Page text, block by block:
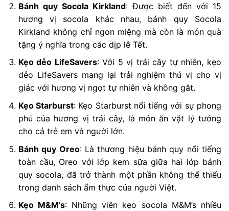
Bánh quy Socola Kirkland: Được biết đến với 15
hương vị socola khác nhau, bánh quy Socola
Kirkland không chỉ ngon miệng mà còn là món quà
tặng ý nghĩa trong các dịp lễ Tết.
Kẹo dẻo LifeSavers: Với 5 vị trái cây tự nhiên, kẹo
dẻo LifeSavers mang lại trải nghiệm thú vị cho vị
giác với hương vị ngọt tự nhiên và không gắt.
Kẹo Starburst: Kẹo Starburst nổi tiếng với sự phong
phú của hương vị trái cây, là món ăn vặt lý tưởng
cho cả trẻ em và người lớn.
Bánh quy Oreo: Là thương hiệu bánh quy nổi tiếng
toàn cầu, Oreo với lớp kem sữa giữa hai lớp bánh
quy socola, đã trở thành một phần không thể thiếu
trong danh sách ẩm thực của người Việt.
Kẹo M&M’s: Những viên kẹo socola M&M’s nhiều